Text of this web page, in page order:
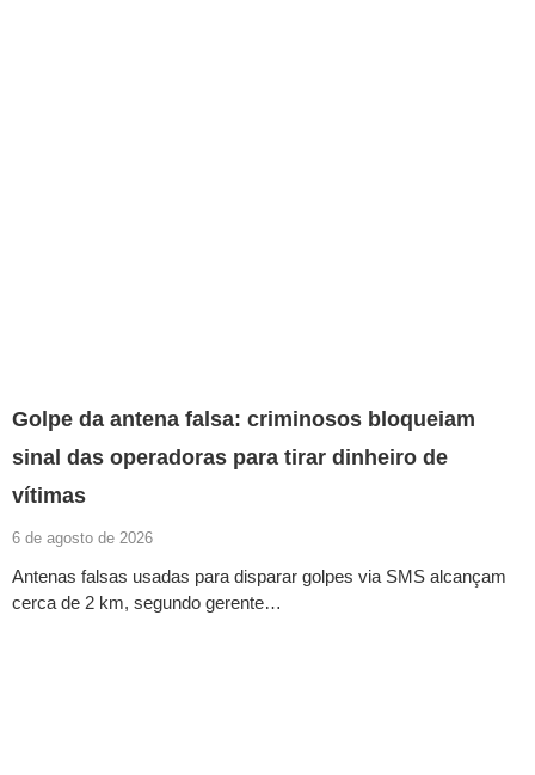
Golpe da antena falsa: criminosos bloqueiam
sinal das operadoras para tirar dinheiro de
vítimas
6 de agosto de 2026
Antenas falsas usadas para disparar golpes via SMS alcançam
cerca de 2 km, segundo gerente…